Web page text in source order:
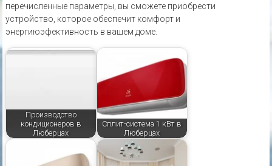
перечисленные параметры, вы сможете приобрести
устройство, которое обеспечит комфорт и
энергиюэфективность в вашем доме.
Производство
кондиционеров в
Люберцах
Сплит-система 1 кВт в
Люберцах